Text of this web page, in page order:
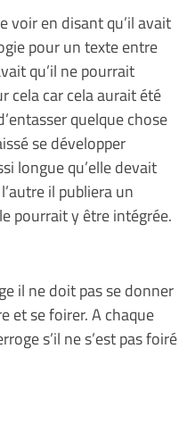
voir en disant qu’il avait
pour un texte entre
qu’il ne pourrait
cela car cela aurait été
quelque chose
se développer
longue qu’elle devait
il publiera un
pourrait y être intégrée.
il ne doit pas se donner
et se foirer. A chaque
s’il ne s’est pas foiré